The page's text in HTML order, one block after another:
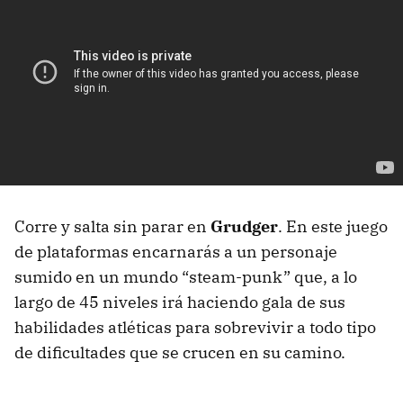
Corre y salta sin parar en Grudger. En este juego
de plataformas encarnarás a un personaje
sumido en un mundo “steam-punk” que, a lo
largo de 45 niveles irá haciendo gala de sus
habilidades atléticas para sobrevivir a todo tipo
de dificultades que se crucen en su camino.